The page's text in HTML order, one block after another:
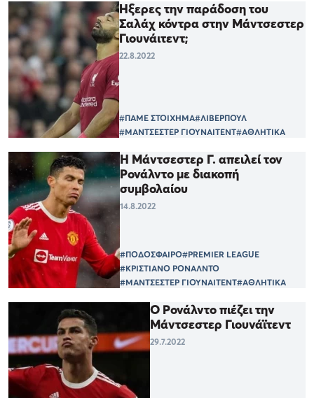
Ήξερες την παράδοση του
Σαλάχ κόντρα στην Μάντσεστερ
Γιουνάιτεντ;
22.8.2022
#ΠΑΜΕ ΣΤΟΙΧΗΜΑ#ΛΙΒΕΡΠΟΥΛ
#ΜΑΝΤΣΕΣΤΕΡ ΓΙΟΥΝΑΙΤΕΝΤ#ΑΘΛΗΤΙΚΑ
Η Μάντσεστερ Γ. απειλεί τον
Ρονάλντο με διακοπή
συμβολαίου
14.8.2022
#ΠΟΔΟΣΦΑΙΡΟ#PREMIER LEAGUE
#ΚΡΙΣΤΙΑΝΟ ΡΟΝΑΛΝΤΟ
#ΜΑΝΤΣΕΣΤΕΡ ΓΙΟΥΝΑΙΤΕΝΤ#ΑΘΛΗΤΙΚΑ
Ο Ρονάλντο πιέζει την
Μάντσεστερ Γιουνάϊτεντ
29.7.2022